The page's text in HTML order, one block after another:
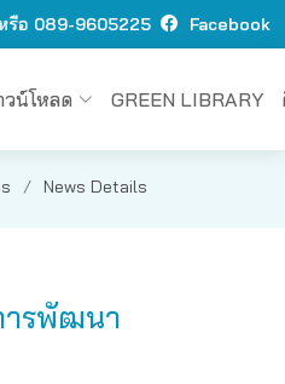
หรือ 089-9605225 Facebook
วน์โหลด GREEN LIBRARY
News Details
ารพัฒนา